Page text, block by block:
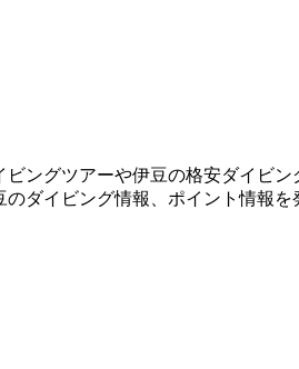
ングツアーや伊豆の格安ダイビ
ダイビング情報、ポイント情報を